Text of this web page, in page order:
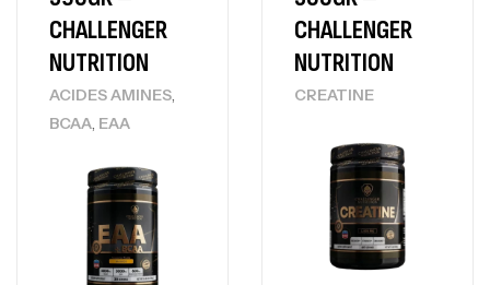
CHALLENGER
NUTRITION
ACIDES AMINES,
BCAA, EAA
CHALLENGER
NUTRITION
CREATINE